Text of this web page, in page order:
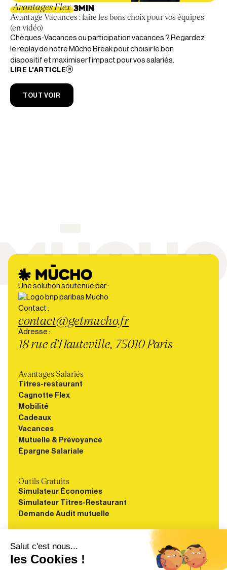
Avantages Flex 3MIN
Avantage Vacances : faire les bons choix pour vos équipes
(en vidéo)
Chèques-Vacances ou participation vacances ? Regardez
le replay de notre Mūcho Break pour choisir le bon
dispositif et maximiser l'impact pour vos salariés.
LIRE L'ARTICLE
TOUT VOIR
Une solution soutenue par :
Contact :
contact@getmucho.fr
Adresse :
18 rue d'Hauteville, 75010 Paris
Avantages Salariés
Titres-restaurant
Cagnotte Flex
Mobilité
Cadeaux
Vacances
Mutuelle & Prévoyance
Épargne Salariale
Outils Gratuits
Simulateur Économies
Simulateur Titres-Restaurant
Demande Audit mutuelle
Ressources
Blog
Guides